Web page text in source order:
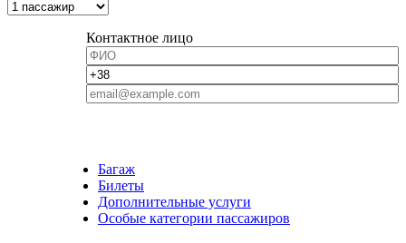
Контактное лицо
Багаж
Билеты
Дополнительные услуги
Особые категории пассажиров